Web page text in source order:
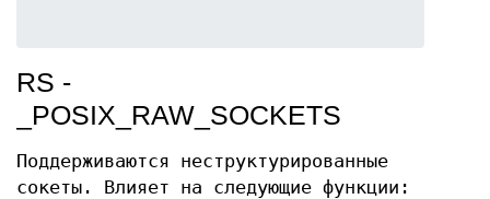
RS -
_POSIX_RAW_SOCKETS
Поддерживаются неструктурированные
сокеты. Влияет на следующие функции: